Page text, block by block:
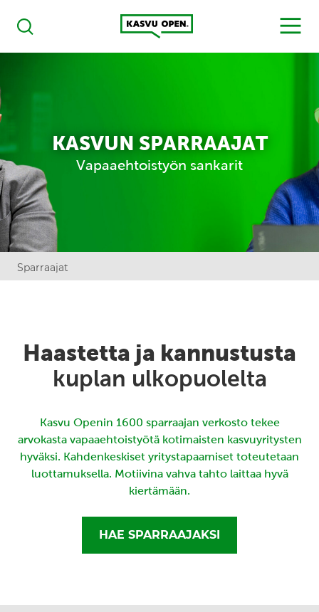
Haku
Kasvu Open
MENU
KASVUN SPARRAAJAT
Vapaaehtoistyön sankarit
Sparraajat
Haastetta ja kannustusta
kuplan ulkopuolelta
Kasvu Openin 1600 sparraajan verkosto tekee
arvokasta vapaaehtoistyötä kotimaisten kasvuyritysten
hyväksi. Kahdenkeskiset yritystapaamiset toteutetaan
luottamuksella. Motiivina vahva tahto laittaa hyvä
kiertämään.
HAE SPARRAAJAKSI